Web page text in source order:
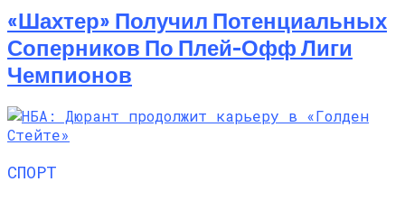
«Шахтер» Получил Потенциальных
Соперников По Плей-Офф Лиги
Чемпионов
СПОРТ